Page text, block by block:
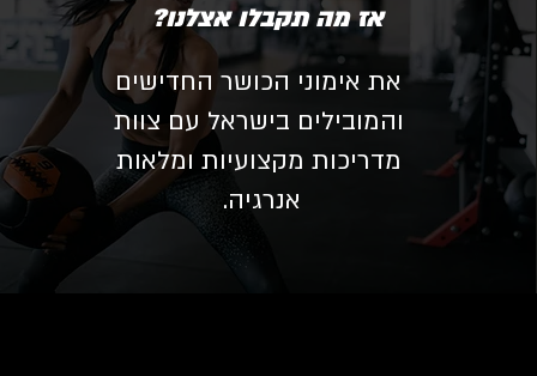
אז מה תקבלו אצלנו?
את אימוני הכושר החדישים
והמובילים בישראל עם צוות
מדריכות מקצועיות ומלאות
אנרגיה.